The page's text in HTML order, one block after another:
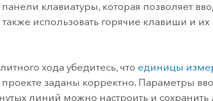
клавиатуры, которая позволяет
использовать горячие клавиши и их
хода убедитесь, чтоединицы
проекте заданы корректно. Параметры
линий можно настроить и сохранить